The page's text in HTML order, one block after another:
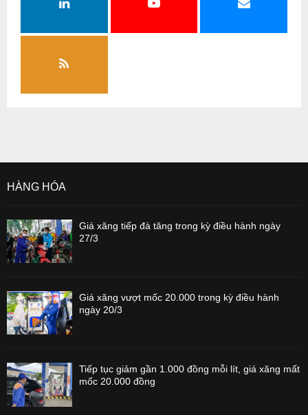
HÀNG HÓA
Giá xăng tiếp đà tăng trong kỳ điều hành ngày
27/3
Giá xăng vượt mốc 20.000 trong kỳ điều hành
ngày 20/3
Tiếp tục giảm gần 1.000 đồng mỗi lít, giá xăng mất
mốc 20.000 đồng